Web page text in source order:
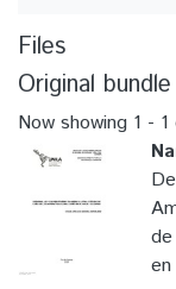
Files
Original bundle
Now showing 1 - 1